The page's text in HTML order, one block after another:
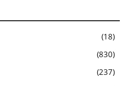
18
830
237